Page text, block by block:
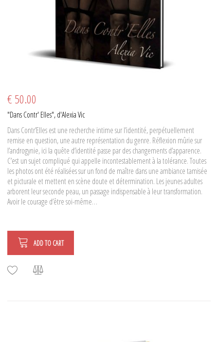
€ 50.00
"Dans Contr' Elles", d'Alexia Vic
Dans Contr’Elles est une recherche intime sur l’identité, perpétuellement
remise en question, une autre représentation du genre. Réflexion mûrie sur
l’androgynie, ici la quête d’identité passe par des changements d’apparence.
C’est un sujet compliqué qui appelle incontestablement à la tolérance. Toutes
les photos ont été réalisées sur un fond de maître dans une ambiance tamisée
et picturale et mettent en scène doute et détermination. Les jeunes adultes
arborent leur seconde peau, un passage indispensable à leur transformation.
Avoir le courage d’être soi-même…
ADD TO CART